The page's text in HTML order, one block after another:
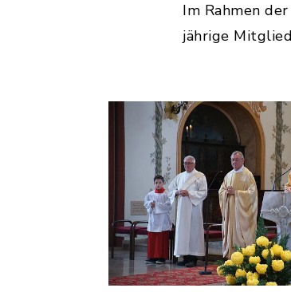
Im Rahmen
jährige